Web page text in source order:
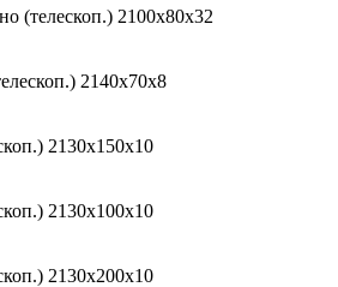
(телескоп.) 2100х80х32
2140x70x8
2130x150x10
2130x100x10
2130x200x10